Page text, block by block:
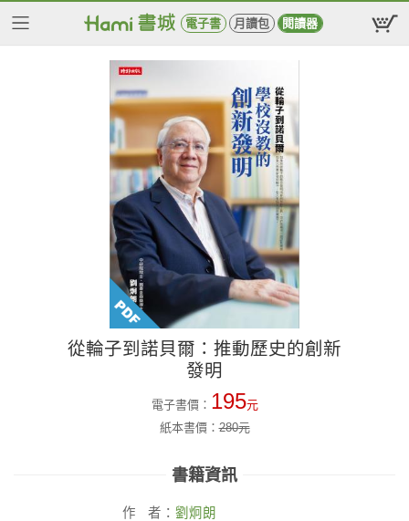
電子書 月讀包 閱讀器
從輪子到諾貝爾：推動歷史的創新
發明
電子書價： 195元
紙本書價：280元
書籍資訊
作 者： 劉炯朗